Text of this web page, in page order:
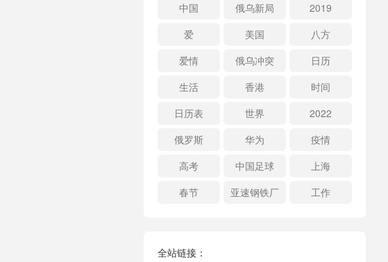
中国 俄乌新局
2019
爱
美国
八方
爱情
俄乌冲突
日历
生活
香港
时间
日历表
世界
2022
俄罗斯
华为
疫情
高考
中国足球
上海
春节
亚速钢铁厂 工作
全站链接：